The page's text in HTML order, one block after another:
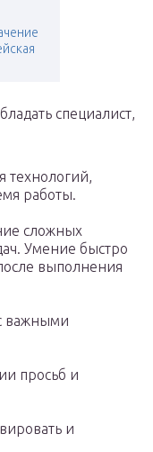
специалист,
технологий,
работы.
сложных
Умение быстро
выполнения
важными
просьб и
и